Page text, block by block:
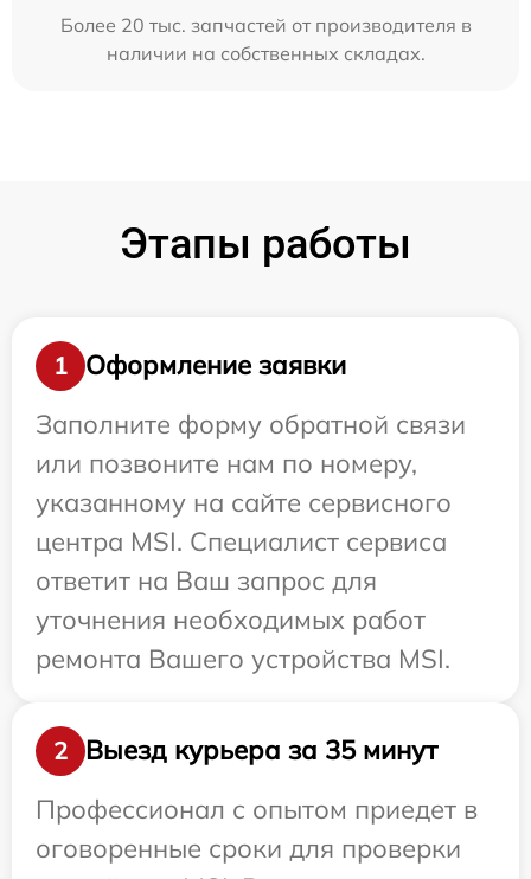
Более 20 тыс. запчастей от производителя в
наличии на собственных складах.
Этапы работы
1
Оформление заявки
Заполните форму обратной связи
или позвоните нам по номеру,
указанному на сайте сервисного
центра MSI. Специалист сервиса
ответит на Ваш запрос для
уточнения необходимых работ
ремонта Вашего устройства MSI.
2
Выезд курьера за 35 минут
Профессионал с опытом приедет в
оговоренные сроки для проверки